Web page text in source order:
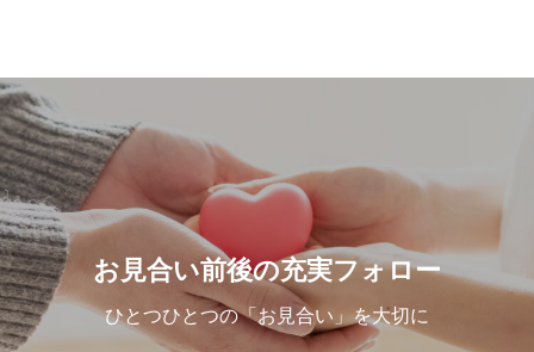
しみながら１対１（複数人）で会話できる「カフェお見
合い会」、その他「スポーツ観戦婚活パーティー」等、
お見合い前後の充実フォロー
ひとつひとつの「お見合い」を大切に